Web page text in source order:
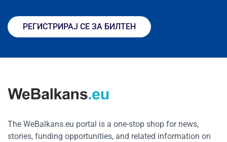
РЕГИСТРИРАЈ СЕ ЗА БИЛТЕН
The WeBalkans.eu portal is a one-stop shop for news,
stories, funding opportunities, and related information on